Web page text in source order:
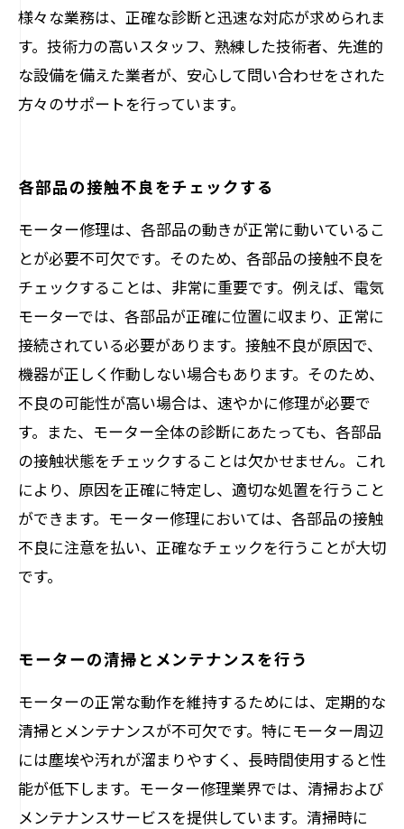
様々な業務は、正確な診断と迅速な対応が求められま
す。技術力の高いスタッフ、熟練した技術者、先進的
な設備を備えた業者が、安心して問い合わせをされた
方々のサポートを行っています。
各部品の接触不良をチェックする
モーター修理は、各部品の動きが正常に動いているこ
とが必要不可欠です。そのため、各部品の接触不良を
チェックすることは、非常に重要です。例えば、電気
モーターでは、各部品が正確に位置に収まり、正常に
接続されている必要があります。接触不良が原因で、
機器が正しく作動しない場合もあります。そのため、
不良の可能性が高い場合は、速やかに修理が必要で
す。また、モーター全体の診断にあたっても、各部品
の接触状態をチェックすることは欠かせません。これ
により、原因を正確に特定し、適切な処置を行うこと
ができます。モーター修理においては、各部品の接触
不良に注意を払い、正確なチェックを行うことが大切
です。
モーターの清掃とメンテナンスを行う
モーターの正常な動作を維持するためには、定期的な
清掃とメンテナンスが不可欠です。特にモーター周辺
には塵埃や汚れが溜まりやすく、長時間使用すると性
能が低下します。モーター修理業界では、清掃および
メンテナンスサービスを提供しています。清掃時に